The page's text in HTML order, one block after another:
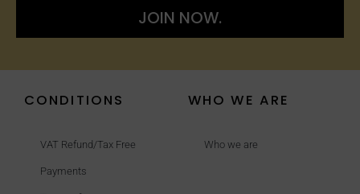
JOIN NOW.
CONDITIONS
VAT Refund/Tax Free
Payments
WHO WE ARE
Who we are